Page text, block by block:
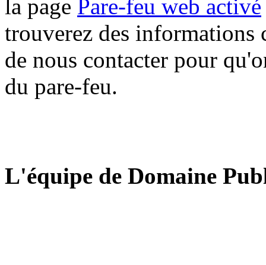
la page Pare-feu web activé
trouverez des informations
de nous contacter pour
du pare-feu.
L'équipe de Domaine